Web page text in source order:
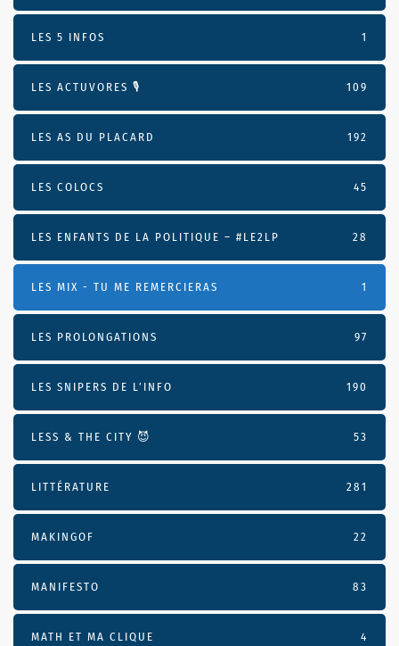
LES 5 INFOS 1
LES ACTUVORES 🎙 109
LES AS DU PLACARD 192
LES COLOCS 45
LES ENFANTS DE LA POLITIQUE – #LE2LP 28
LES MIX - TU ME REMERCIERAS 1
LES PROLONGATIONS 97
LES SNIPERS DE L’INFO 190
LESS & THE CITY 😈 53
LITTÉRATURE 281
MAKINGOF 22
MANIFESTO 83
MATH ET MA CLIQUE 4